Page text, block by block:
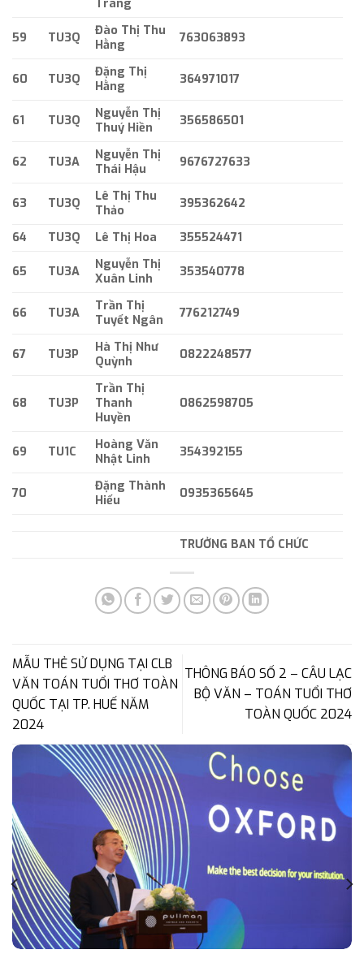
Trang
59 TU3Q
Đào Thị Thu
Hằng
763063893
60 TU3Q
Đặng Thị
Hằng
364971017
61 TU3Q
Nguyễn Thị
Thuý Hiền
356586501
62 TU3A
Nguyễn Thị
Thái Hậu
9676727633
63 TU3Q
Lê Thị Thu
Thảo
395362642
64 TU3Q Lê Thị Hoa 355524471
65 TU3A
Nguyễn Thị
Xuân Linh
353540778
66 TU3A
Trần Thị
Tuyết Ngân
776212749
67 TU3P
Hà Thị Như
Quỳnh
0822248577
68 TU3P
Trần Thị
Thanh
Huyền
0862598705
69 TU1C
Hoàng Văn
Nhật Linh
354392155
70
Đặng Thành
Hiếu
0935365645
TRƯỞNG BAN TỔ CHỨC
MẪU THẺ SỬ DỤNG TẠI CLB
VĂN TOÁN TUỔI THƠ TOÀN
QUỐC TẠI TP. HUẾ NĂM
2024
THÔNG BÁO SỐ 2 – CÂU LẠC
BỘ VĂN – TOÁN TUỔI THƠ
TOÀN QUỐC 2024